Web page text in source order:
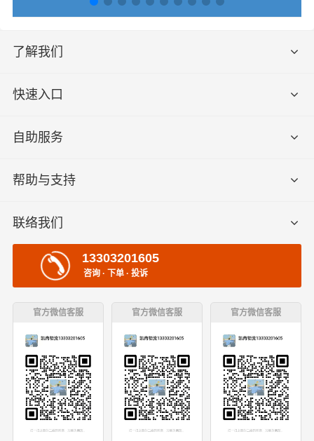
了解我们
快速入口
自助服务
帮助与支持
联络我们
13303201605
咨询 · 下单 · 投诉
官方微信客服 官方微信客服 官方微信客服